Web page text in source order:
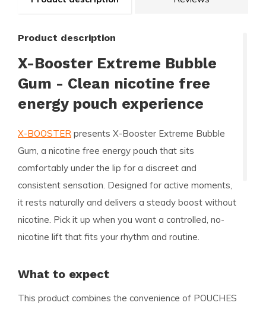
Product description
X-Booster Extreme Bubble
Gum - Clean nicotine free
energy pouch experience
X-BOOSTER presents X-Booster Extreme Bubble
Gum, a nicotine free energy pouch that sits
comfortably under the lip for a discreet and
consistent sensation. Designed for active moments,
it rests naturally and delivers a steady boost without
nicotine. Pick it up when you want a controlled, no-
nicotine lift that fits your rhythm and routine.
What to expect
This product combines the convenience of POUCHES